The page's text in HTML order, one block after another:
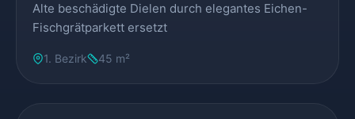
Alte beschädigte Dielen durch elegantes Eichen-
Fischgrätparkett ersetzt
1. Bezirk 45 m²